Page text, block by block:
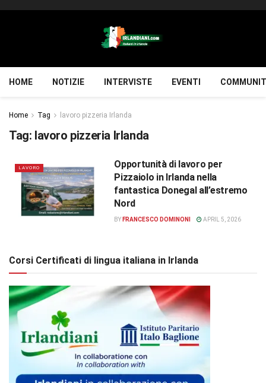
HOME NOTIZIE INTERVISTE EVENTI
Home Tag lavoro pizzeria Irlanda
Tag: lavoro pizzeria Irlanda
LAVORO
Opportunità di lavoro per
Pizzaiolo in Irlanda nella
fantastica Donegal all’estremo
Nord
BY FRANCESCO DOMINONI APRIL 5, 2026
Corsi Certificati di lingua italiana in Irlanda